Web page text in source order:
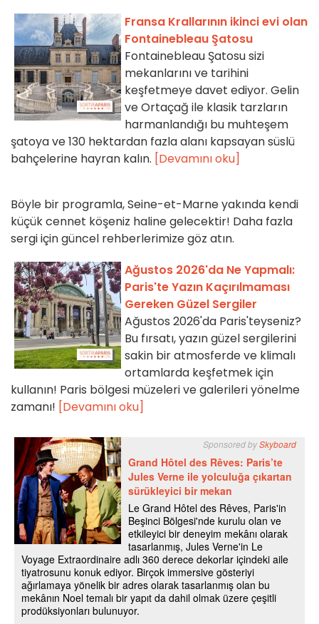
Fransa Krallarının ikinci evi olan
Fontainebleau Şatosu
Fontainebleau Şatosu sizi
mekanlarını ve tarihini
keşfetmeye davet ediyor. Gelin
ve Ortaçağ ile klasik tarzların
harmanlandığı bu muhteşem
şatoya ve 130 hektardan fazla alanı kapsayan süslü
bahçelerine hayran kalın. [Devamını oku]
Böyle bir programla, Seine-et-Marne yakında kendi
küçük cennet köşeniz haline gelecektir! Daha fazla
sergi için güncel rehberlerimize göz atın.
Ağustos 2026'da Ne Yapmalı:
Paris'te Yazın Kaçırılmaması
Gereken Güzel Sergiler
Ağustos 2026'da Paris'teyseniz?
Bu fırsatı, yazın güzel sergilerini
sakin bir atmosferde ve klimalı
ortamlarda keşfetmek için
kullanın! Paris bölgesi müzeleri ve galerileri yönelme
zamanı! [Devamını oku]